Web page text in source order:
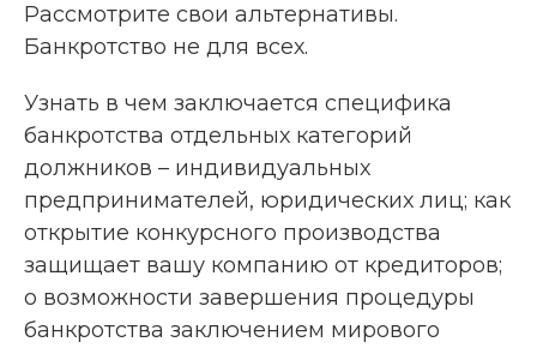
Рассмотрите свои альтернативы.
Банкротство не для всех.
Узнать в чем заключается специфика
банкротства отдельных категорий
должников – индивидуальных
предпринимателей, юридических лиц; как
открытие конкурсного производства
защищает вашу компанию от кредиторов;
о возможности завершения процедуры
банкротства заключением мирового